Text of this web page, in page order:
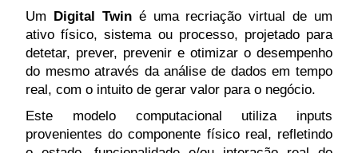
Um Digital Twiné uma recriação virtual de um
ativo físico, sistema ou processo, projetado para
detetar, prever, prevenir e otimizar o desempenho
do mesmo através da análise de dados em tempo
real, com o intuito de gerar valor para o negócio.
Este modelo computacional utiliza inputs
provenientes do componente físico real, refletindo